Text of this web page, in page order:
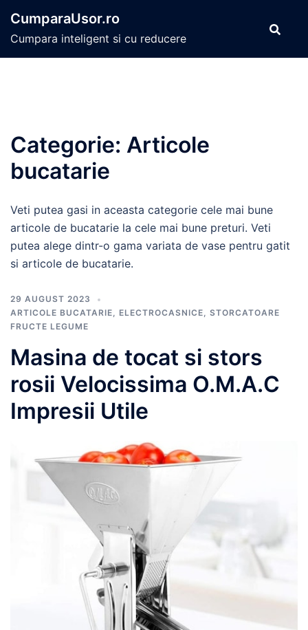
conținut
CumparaUsor.ro
Cumpara inteligent si cu reducere
Categorie: Articole
bucatarie
Veti putea gasi in aceasta categorie cele mai bune
articole de bucatarie la cele mai bune preturi. Veti
putea alege dintr-o gama variata de vase pentru gatit
si articole de bucatarie.
29 AUGUST 2023
ARTICOLE BUCATARIE, ELECTROCASNICE, STORCATOARE
FRUCTE LEGUME
Masina de tocat si stors
rosii Velocissima O.M.A.C
Impresii Utile